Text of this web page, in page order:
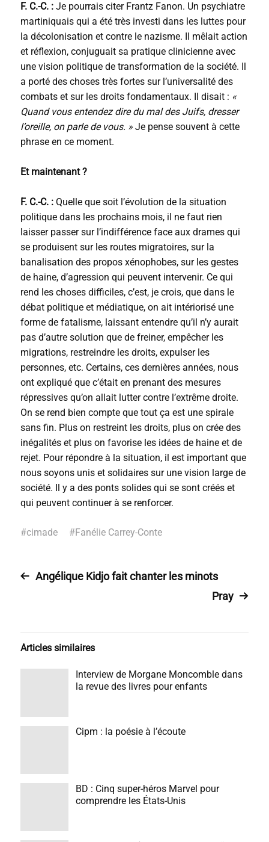
F. C.-C. :Je pourrais citer Frantz Fanon. Un psychiatre
martiniquais qui a été très investi dans les luttes pour
la décolonisation et contre le nazisme. Il mêlait action
et réflexion, conjuguait sa pratique clinicienne avec
une vision politique de transformation de la société. Il
a porté des choses très fortes sur l’universalité des
combats et sur les droits fondamentaux. Il disait : «
Quand vous entendez dire du mal des Juifs, dresser
l’oreille, on parle de vous. »Je pense souvent à cette
phrase en ce moment.
Et maintenant ?
F. C.-C. :Quelle que soit l’évolution de la situation
politique dans les prochains mois, il ne faut rien
laisser passer sur l’indifférence face aux drames qui
se produisent sur les routes migratoires, sur la
banalisation des propos xénophobes, sur les gestes
de haine, d’agression qui peuvent intervenir. Ce qui
rend les choses difficiles, c’est, je crois, que dans le
débat politique et médiatique, on ait intériorisé une
forme de fatalisme, laissant entendre qu’il n’y aurait
pas d’autre solution que de freiner, empêcher les
migrations, restreindre les droits, expulser les
personnes, etc. Certains, ces dernières années, nous
ont expliqué que c’était en prenant des mesures
répressives qu’on allait lutter contre l’extrême droite.
On se rend bien compte que tout ça est une spirale
sans fin. Plus on restreint les droits, plus on crée des
inégalités et plus on favorise les idées de haine et de
rejet. Pour répondre à la situation, il est important que
nous soyons unis et solidaires sur une vision large de
société. Il y a des ponts solides qui se sont créés et
qui peuvent continuer à se renforcer.
#cimade #Fanélie Carrey-Conte
Angélique Kidjo fait chanter les minots
Pray
Articles similaires
Interview de Morgane Moncomble dans
la revue des livres pour enfants
Cipm : la poésie à l’écoute
BD : Cinq super-héros Marvel pour
comprendre les États-Unis